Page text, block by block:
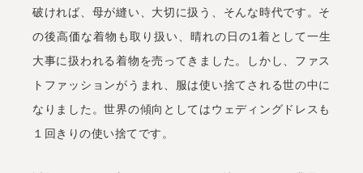
破ければ、母が縫い、大切に扱う、そんな時代です。そ
の後高価な着物も取り扱い、晴れの日の1着として一生
大事に扱われる着物を売ってきました。しかし、ファス
トファッションがうまれ、服は使い捨てされる世の中に
なりました。世界の傾向としてはウェディングドレスも
１回きりの使い捨てです。